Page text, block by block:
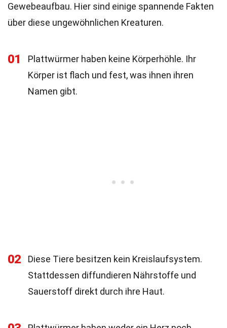
Gewebeaufbau. Hier sind einige spannende Fakten
über diese ungewöhnlichen Kreaturen.
01
Plattwürmer haben keine Körperhöhle. Ihr
Körper ist flach und fest, was ihnen ihren
Namen gibt.
02
Diese Tiere besitzen kein Kreislaufsystem.
Stattdessen diffundieren Nährstoffe und
Sauerstoff direkt durch ihre Haut.